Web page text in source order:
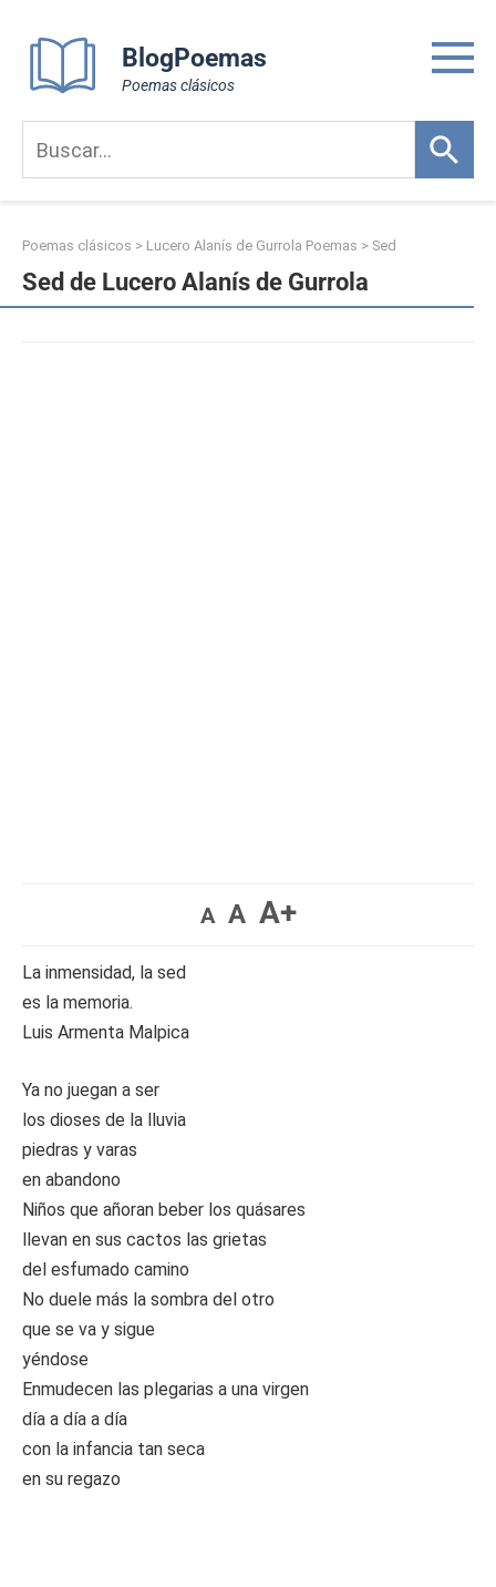
content
BlogPoemas
Poemas clásicos
Poemas clásicos > Lucero Alanís de Gurrola Poemas > Sed
Sed de Lucero Alanís de Gurrola
A A A+
La inmensidad, la sed
es la memoria.
Luis Armenta Malpica
Ya no juegan a ser
los dioses de la lluvia
piedras y varas
en abandono
Niños que añoran beber los quásares
llevan en sus cactos las grietas
del esfumado camino
No duele más la sombra del otro
que se va y sigue
yéndose
Enmudecen las plegarias a una virgen
día a día a día
con la infancia tan seca
en su regazo